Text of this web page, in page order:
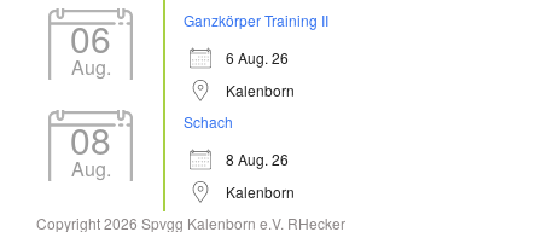
06
Aug.
Ganzkörper Training II
6 Aug. 26
Kalenborn
08
Aug.
Schach
8 Aug. 26
Kalenborn
Copyright 2026 Spvgg Kalenborn e.V. RHecker